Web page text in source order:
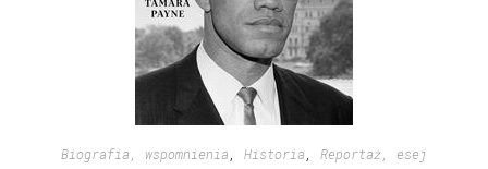
Biografia, wspomnienia, Historia, Reportaż, esej